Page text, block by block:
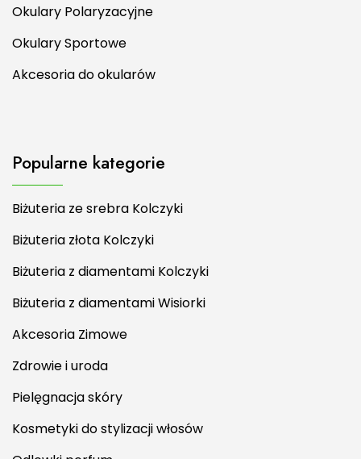
Okulary Polaryzacyjne
Okulary Sportowe
Akcesoria do okularów
Popularne kategorie
Biżuteria ze srebra Kolczyki
Biżuteria złota Kolczyki
Biżuteria z diamentami Kolczyki
Biżuteria z diamentami Wisiorki
Akcesoria Zimowe
Zdrowie i uroda
Pielęgnacja skóry
Kosmetyki do stylizacji włosów